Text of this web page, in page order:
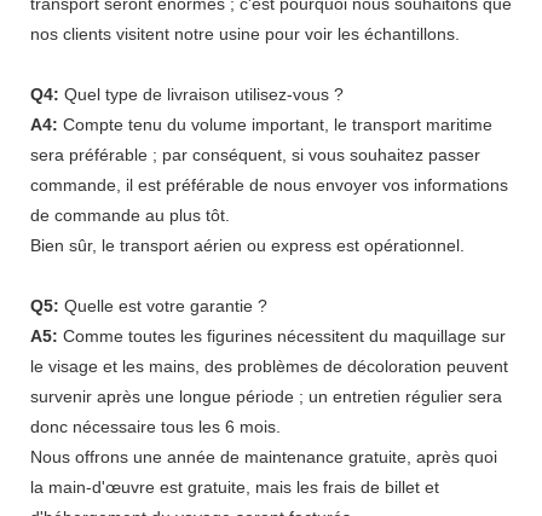
nos clients visitent notre usine pour voir les échantillons.
Q4: Quel type de livraison utilisez-vous ?
A4: Compte tenu du volume important, le transport maritime
sera préférable ; par conséquent, si vous souhaitez passer
commande, il est préférable de nous envoyer vos informations
de commande au plus tôt.
Bien sûr, le transport aérien ou express est opérationnel.
Q5: Quelle est votre garantie ?
A5: Comme toutes les figurines nécessitent du maquillage sur
le visage et les mains, des problèmes de décoloration peuvent
survenir après une longue période ; un entretien régulier sera
donc nécessaire tous les 6 mois.
Nous offrons une année de maintenance gratuite, après quoi
la main-d'œuvre est gratuite, mais les frais de billet et